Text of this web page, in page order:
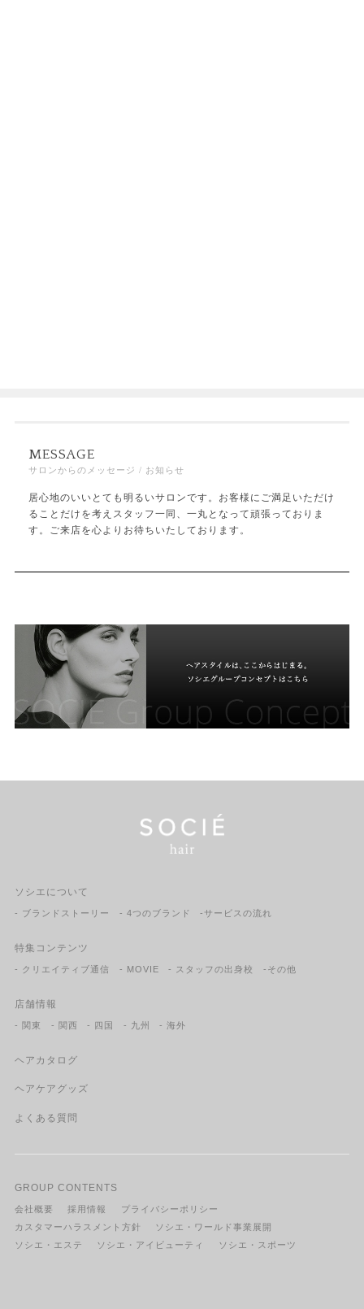
MESSAGE
サロンからのメッセージ / お知らせ
居心地のいいとても明るいサロンです。お客様にご満足いただけ
ることだけを考えスタッフ一同、一丸となって頑張っておりま
す。ご来店を心よりお待ちいたしております。
ソシエについて
- ブランドストーリー - 4つのブランド -サービスの流れ
特集コンテンツ
- クリエイティブ通信 - MOVIE - スタッフの出身校 -その他
店舗情報
- 関東 - 関西 - 四国 - 九州 - 海外
ヘアカタログ
ヘアケアグッズ
よくある質問
GROUP CONTENTS
会社概要 採用情報
プライバシーポリシー
カスタマーハラスメント方針
ソシエ・ワールド事業展開
ソシエ・エステ
ソシエ・アイビューティ ソシエ・スポーツ